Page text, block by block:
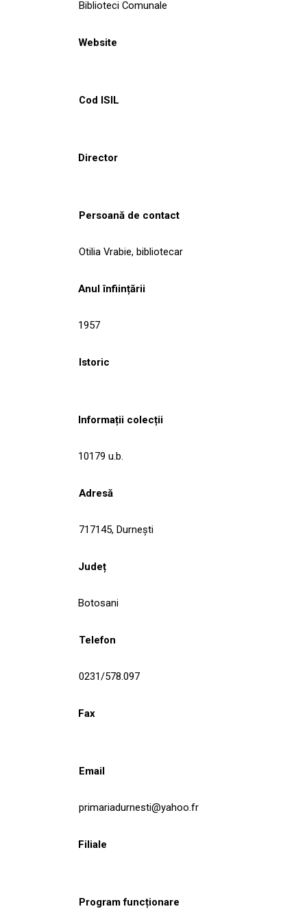
Biblioteci Comunale
Website
Cod ISIL
Director
Persoană de contact
Otilia Vrabie, bibliotecar
Anul înființării
1957
Istoric
Informații colecții
10179 u.b.
Adresă
717145, Durneşti
Județ
Botosani
Telefon
0231/578.097
Fax
Email
primariadurnesti@yahoo.fr
Filiale
Program funcționare